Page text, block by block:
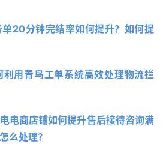
20分钟完结率如何提升？如何提
用青鸟工单系统高效处理物流拦
电商店铺如何提升售后接待咨询满
么处理？